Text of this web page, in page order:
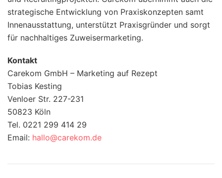
strategische Entwicklung von Praxiskonzepten samt
Innenausstattung, unterstützt Praxisgründer und sorgt
für nachhaltiges Zuweisermarketing.
Kontakt
Carekom GmbH – Marketing auf Rezept
Tobias Kesting
Venloer Str. 227-231
50823 Köln
Tel. 0221 299 414 29
Email: hallo@carekom.de